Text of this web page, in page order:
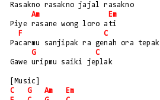
Rasakno rasakno jajal rasakno
Am
Em
Piye rasane wong loro ati
F
C
Pacarmu sanjipak ra genah ora tepak
G
C
Gawe uripmu saiki jeplak
[Music]
C
G Am
Em